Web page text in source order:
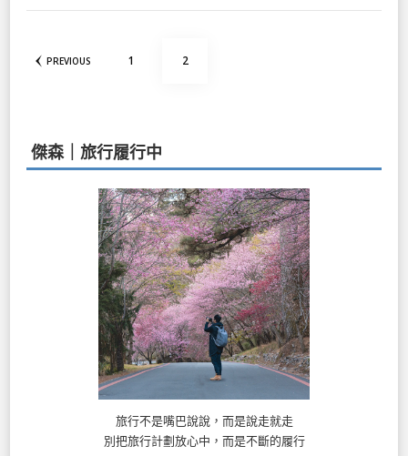
章 PREVIOUS PAGE
1 PAGE
2
傑森｜旅行履行中
旅行不是嘴巴說說，而是說走就走
別把旅行計劃放心中，而是不斷的履行